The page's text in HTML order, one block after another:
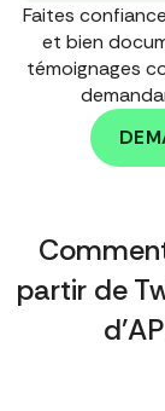
ter/profiles/
twitter/
ebook,
erest. Social
us to learn
public info
Faites
et bien
témoignages
partir de